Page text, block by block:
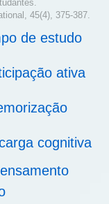
45(4), 375-387.
de estudo
ativa
cognitiva